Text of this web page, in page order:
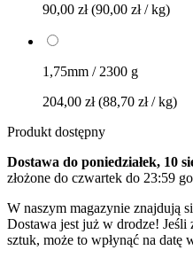
90,00 zł(90,00 zł / kg)
1,75mm / 2300 g
204,00 zł(88,70 zł / kg)
Produkt dostępny
Dostawa do poniedziałek, 10
złożone do czwartek do 23:59
W naszym magazynie znajdują
Dostawa jest już w drodze! Jeśli
sztuk, może to wpłynąć na datę